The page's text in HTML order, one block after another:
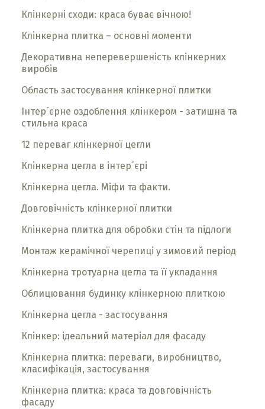
Клінкерні сходи: краса буває вічною!
Клінкерна плитка – основні моменти
Декоративна неперевершеність клінкерних
виробів
Область застосування клінкерної плитки
Інтер´єрне оздоблення клінкером - затишна та
стильна краса
12 переваг клінкерної цегли
Клінкерна цегла в інтер´єрі
Клінкерна цегла. Міфи та факти.
Довговічність клінкерної плитки
Клінкерна плитка для обробки стін та підлоги
Монтаж керамічної черепиці у зимовий період
Клінкерна тротуарна цегла та її укладання
Облицювання будинку клінкерною плиткою
Клінкерна цегла - застосування
Клінкер: ідеальний матеріал для фасаду
Клінкерна плитка: переваги, виробництво,
класифікація, застосування
Клінкерна плитка: краса та довговічність
фасаду